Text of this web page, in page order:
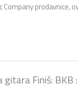
gitara Finiš: